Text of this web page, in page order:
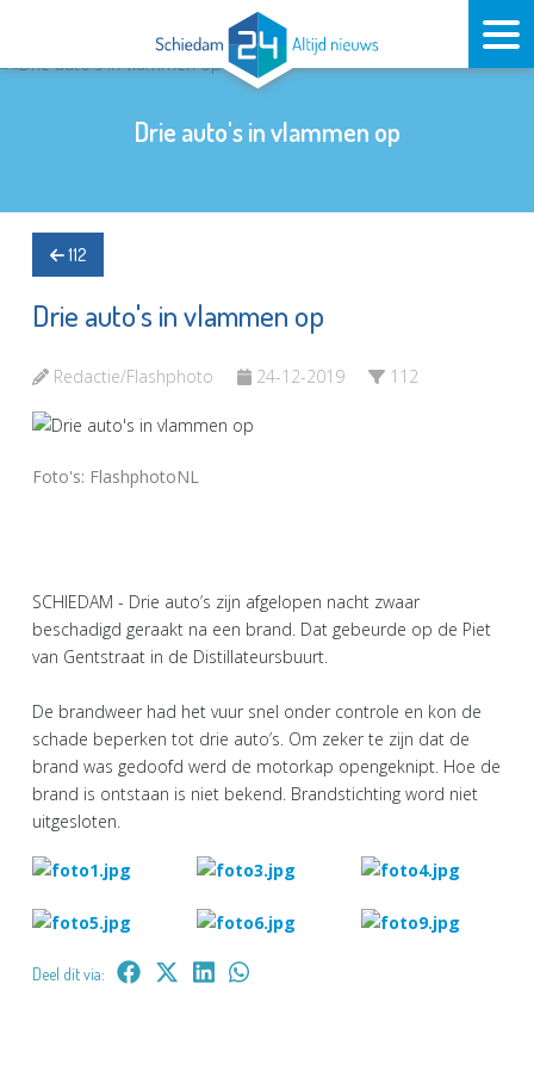
Drie auto's in vlammen op
112
Drie auto's in vlammen op
Redactie/Flashphoto 24-12-2019 112
Foto's: FlashphotoNL
SCHIEDAM - Drie auto’s zijn afgelopen nacht zwaar
beschadigd geraakt na een brand. Dat gebeurde op de Piet
van Gentstraat in de Distillateursbuurt.
De brandweer had het vuur snel onder controle en kon de
schade beperken tot drie auto’s. Om zeker te zijn dat de
brand was gedoofd werd de motorkap opengeknipt. Hoe de
brand is ontstaan is niet bekend. Brandstichting word niet
uitgesloten.
Deel dit via: